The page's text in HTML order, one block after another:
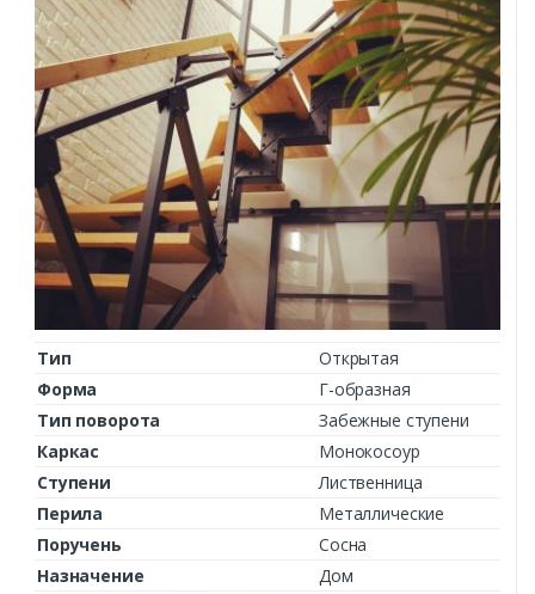
Тип
Открытая
Форма
Г-образная
Тип поворота
Забежные ступени
Каркас
Монокосоур
Ступени
Лиственница
Перила
Металлические
Поручень
Сосна
Назначение
Дом